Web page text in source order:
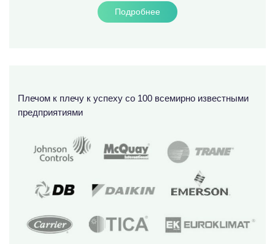
Подробнее
Плечом к плечу к успеху со 100 всемирно известными
предприятиями